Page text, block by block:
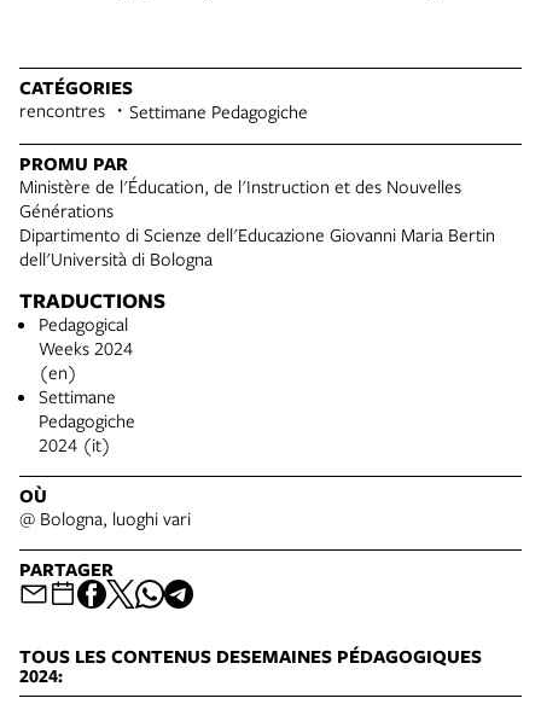
CATÉGORIES
rencontres Settimane Pedagogiche
PROMU PAR
Ministère de l'Éducation, de l'Instruction et des Nouvelles
Générations
Dipartimento di Scienze dell'Educazione Giovanni Maria Bertin
dell'Università di Bologna
TRADUCTIONS
Pedagogical
Weeks 2024
(en)
Settimane
Pedagogiche
2024 (it)
OÙ
@ Bologna, luoghi vari
PARTAGER
TOUS LES CONTENUS DESEMAINES PÉDAGOGIQUES
2024: